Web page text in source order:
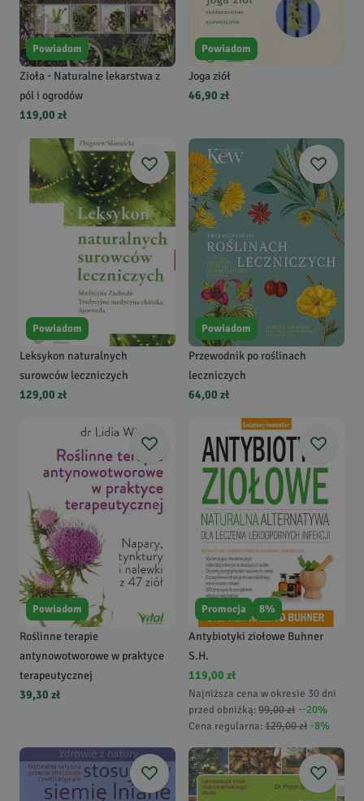
Powiadom
Zioła - Naturalne lekarstwa z
pól i ogrodów
119,00 zł
Powiadom
Joga ziół
46,90 zł
Powiadom
Leksykon naturalnych
surowców leczniczych
129,00 zł
Powiadom
Przewodnik po roślinach
leczniczych
64,00 zł
Powiadom
Roślinne terapie
antynowotworowe w praktyce
terapeutycznej
39,30 zł
Promocja 8%
Antybiotyki ziołowe Buhner
S.H.
119,00 zł
Najniższa cena w okresie 30 dni
przed obniżką:99,00 zł --20%
Cena regularna:129,00 zł -8%